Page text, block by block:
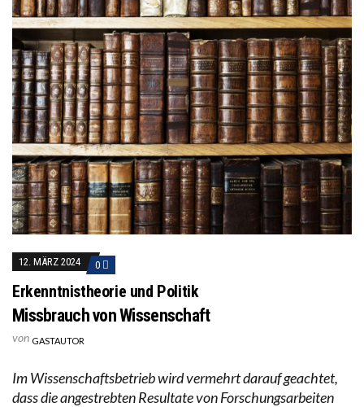
12. MÄRZ 2024 0
Erkenntnistheorie und Politik
Missbrauch von Wissenschaft
von GASTAUTOR
Im Wissenschaftsbetrieb wird vermehrt darauf geachtet,
dass die angestrebten Resultate von Forschungsarbeiten